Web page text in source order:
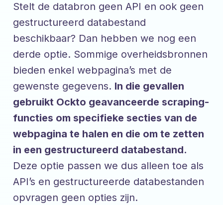
Stelt de databron geen API en ook geen
gestructureerd databestand
beschikbaar? Dan hebben we nog een
derde optie. Sommige overheidsbronnen
bieden enkel webpagina’s met de
gewenste gegevens. In die gevallen
gebruikt Ockto geavanceerde scraping-
functies om specifieke secties van de
webpagina te halen en die om te zetten
in een gestructureerd databestand.
Deze optie passen we dus alleen toe als
API’s en gestructureerde databestanden
opvragen geen opties zijn.